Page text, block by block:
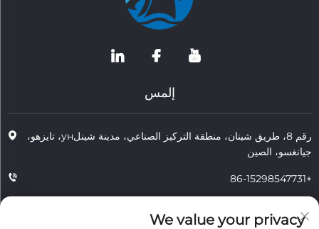
إلمس
رقم 8، طريق شينان، منطقة التركيز الصناعي، مدينة شينلун، تايزهو،
جيانغسو، الصين
+86-15298547731
We value your privacy